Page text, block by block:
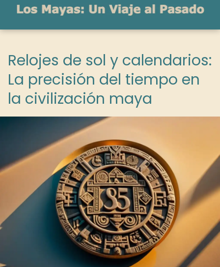
Relojes de sol y calendarios:
La precisión del tiempo en
la civilización maya